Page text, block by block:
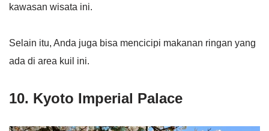
kawasan wisata ini.
Selain itu, Anda juga bisa mencicipi makanan ringan yang
ada di area kuil ini.
10. Kyoto Imperial Palace